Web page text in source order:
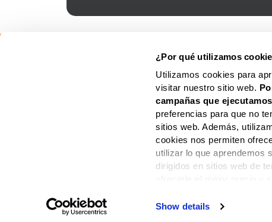
¿Por qué utilizamos
Utilizamos cookies para
visitar nuestro sitio web.
campañas que
preferencias para que no
sitios web. Además,
cookies nos permiten
utilizar lo que aprendemos
dirigidos en sitios web de
Show details